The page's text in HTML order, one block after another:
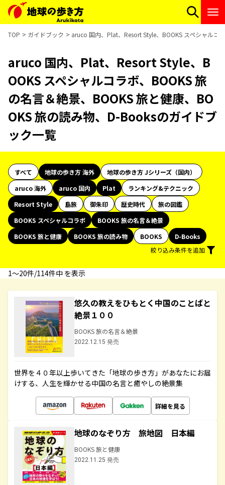
TOP ガイドブック aruco 国内、Plat、Resort Style、BOOKS スペシャルコ
aruco 国内、Plat、Resort Style、B
OOKS スペシャルコラボ、BOOKS 旅
の名言＆絶景、BOOKS 旅と健康、BO
OKS 旅の読み物、D-Booksのガイドブ
ック一覧
すべて 地球の歩き方 海外
地球の歩き方 Jシリーズ（国内）
aruco 海外
aruco 国内 Plat
ランキング&テクニック
Resort Style
島旅 御朱印 歴史時代
旅の図鑑
BOOKS スペシャルコラボ
BOOKS 旅の名言＆絶景
BOOKS 旅と健康
BOOKS 旅の読み物 BOOKS
D-Books
絞り込み条件を追加
1〜20件/114件中 を表示
悠久の教えをひもとく中国のことばと
絶景１００
BOOKS 旅の名言＆絶景
2022.12.15 発売
世界を４０年以上歩いてきた「地球の歩き方」があなたにお届
けする、人生を輝かせる中国の名言と癒やしの絶景集
詳細を見る
地球のなぞり方 旅地図 日本編
BOOKS 旅と健康
2022.11.25 発売